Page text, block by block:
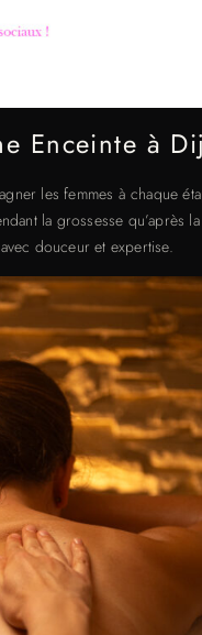
Enceinte à
les femmes à chaque
la grossesse qu’après
douceur et expertise.